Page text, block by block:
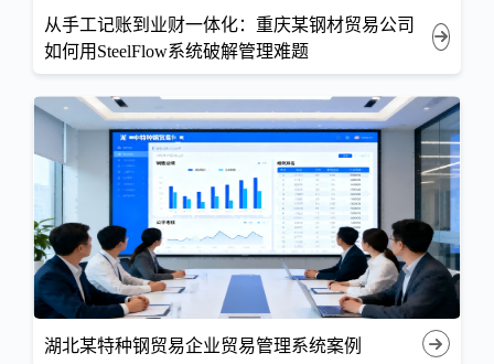
从手工记账到业财一体化：重庆某钢材贸易公司
如何用SteelFlow系统破解管理难题
湖北某特种钢贸易企业贸易管理系统案例